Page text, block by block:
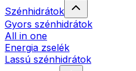
Szénhidrátok
Gyors szénhidrátok
All in one
Energia zselék
Lassú szénhidrátok